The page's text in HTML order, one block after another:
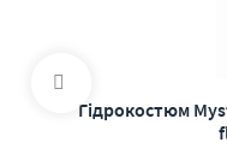
Гідрокостюм